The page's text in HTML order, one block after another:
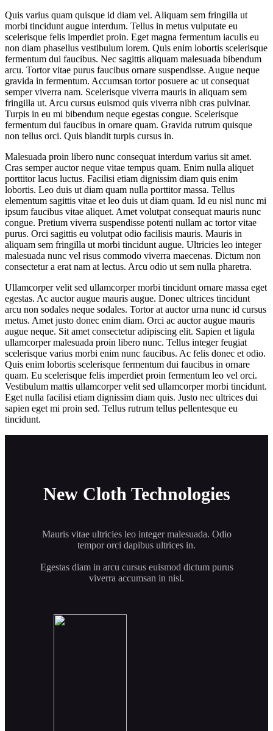
Quis varius quam quisque id diam vel. Aliquam sem fringilla ut
morbi tincidunt augue interdum. Tellus in metus vulputate eu
scelerisque felis imperdiet proin. Eget magna fermentum iaculis eu
non diam phasellus vestibulum lorem. Quis enim lobortis scelerisque
fermentum dui faucibus. Nec sagittis aliquam malesuada bibendum
arcu. Tortor vitae purus faucibus ornare suspendisse. Augue neque
gravida in fermentum. Accumsan tortor posuere ac ut consequat
semper viverra nam. Scelerisque viverra mauris in aliquam sem
fringilla ut. Arcu cursus euismod quis viverra nibh cras pulvinar.
Turpis in eu mi bibendum neque egestas congue. Scelerisque
fermentum dui faucibus in ornare quam. Gravida rutrum quisque
non tellus orci. Quis blandit turpis cursus in.
Malesuada proin libero nunc consequat interdum varius sit amet.
Cras semper auctor neque vitae tempus quam. Enim nulla aliquet
porttitor lacus luctus. Facilisi etiam dignissim diam quis enim
lobortis. Leo duis ut diam quam nulla porttitor massa. Tellus
elementum sagittis vitae et leo duis ut diam quam. Id eu nisl nunc mi
ipsum faucibus vitae aliquet. Amet volutpat consequat mauris nunc
congue. Pretium viverra suspendisse potenti nullam ac tortor vitae
purus. Orci sagittis eu volutpat odio facilisis mauris. Mauris in
aliquam sem fringilla ut morbi tincidunt augue. Ultricies leo integer
malesuada nunc vel risus commodo viverra maecenas. Dictum non
consectetur a erat nam at lectus. Arcu odio ut sem nulla pharetra.
Ullamcorper velit sed ullamcorper morbi tincidunt ornare massa eget
egestas. Ac auctor augue mauris augue. Donec ultrices tincidunt
arcu non sodales neque sodales. Tortor at auctor urna nunc id cursus
metus. Amet justo donec enim diam. Orci ac auctor augue mauris
augue neque. Sit amet consectetur adipiscing elit. Sapien et ligula
ullamcorper malesuada proin libero nunc. Tellus integer feugiat
scelerisque varius morbi enim nunc faucibus. Ac felis donec et odio.
Quis enim lobortis scelerisque fermentum dui faucibus in ornare
quam. Eu scelerisque felis imperdiet proin fermentum leo vel orci.
Vestibulum mattis ullamcorper velit sed ullamcorper morbi tincidunt.
Eget nulla facilisi etiam dignissim diam quis. Justo nec ultrices dui
sapien eget mi proin sed. Tellus rutrum tellus pellentesque eu
tincidunt.
New Cloth Technologies
Mauris vitae ultricies leo integer malesuada. Odio
tempor orci dapibus ultrices in.
Egestas diam in arcu cursus euismod dictum purus
viverra accumsan in nisl.